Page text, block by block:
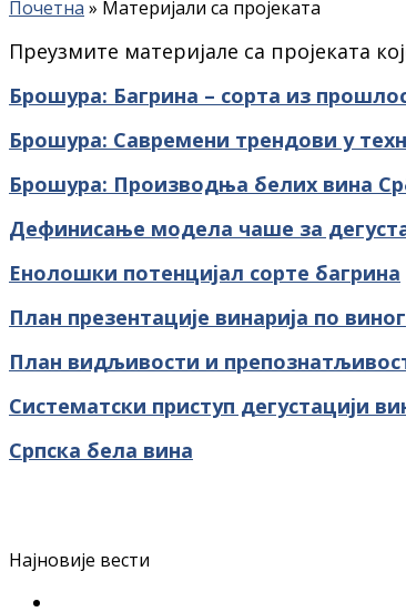
Почетна » Материјали са пројеката
Преузмите материјале са пројеката
Брошура: Багрина – сорта из
Брошура: Савремени трендови у
Брошура: Производња белих вина
Дефинисање модела чаше за
Енолошки потенцијал сорте багрина
План презентације винарија по
План видљивости и
Систематски приступ дегустацији
Српска бела вина
Најновије вести